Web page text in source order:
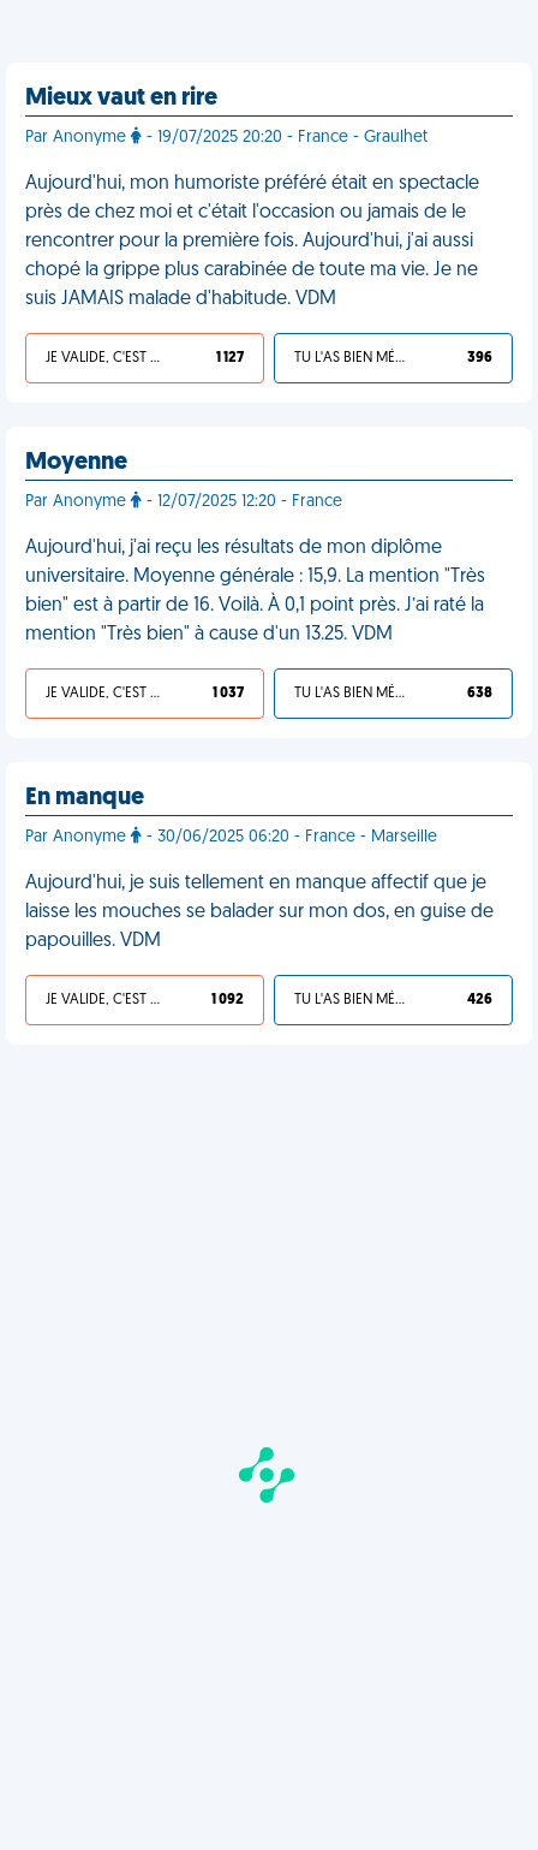
Mieux vaut en rire
Par Anonyme - 19/07/2025 20:20 - France - Graulhet
Aujourd'hui, mon humoriste préféré était en spectacle
près de chez moi et c'était l'occasion ou jamais de le
rencontrer pour la première fois. Aujourd'hui, j'ai aussi
chopé la grippe plus carabinée de toute ma vie. Je ne
suis JAMAIS malade d'habitude. VDM
JE VALIDE, C'EST UNE VDM 1 127 TU L'AS BIEN MÉRITÉ 396
Moyenne
Par Anonyme - 12/07/2025 12:20 - France
Aujourd'hui, j'ai reçu les résultats de mon diplôme
universitaire. Moyenne générale : 15,9. La mention "Très
bien" est à partir de 16. Voilà. À 0,1 point près. J’ai raté la
mention "Très bien" à cause d'un 13.25. VDM
JE VALIDE, C'EST UNE VDM 1 037 TU L'AS BIEN MÉRITÉ 638
En manque
Par Anonyme - 30/06/2025 06:20 - France - Marseille
Aujourd'hui, je suis tellement en manque affectif que je
laisse les mouches se balader sur mon dos, en guise de
papouilles. VDM
JE VALIDE, C'EST UNE VDM 1 092 TU L'AS BIEN MÉRITÉ 426